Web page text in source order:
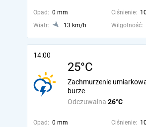
Opad: 0 mm Ciśnienie:
Wiatr:
13 km/h Wilgotność:
14:00
25°C
Odczuwalna 26°C
Zachmurzenie
burze
Opad: 0 mm Ciśnienie: